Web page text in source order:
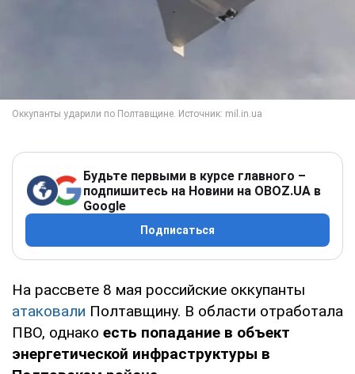
Будьте первыми в курсе главного –
подпишитесь на Новини на OBOZ.UA в
Google
Подписаться
На рассвете 8 мая российские оккупанты
атаковали Полтавщину. В области отработала
ПВО, однако есть попадание в объект
энергетической инфраструктуры в